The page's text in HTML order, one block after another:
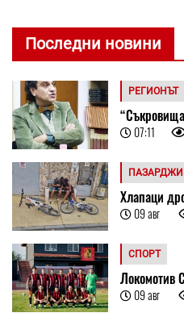
Последни новини
РЕГИОНЪТ
07:11
Хлапаци
09 авг
СПОРТ
Локомотив
09 авг